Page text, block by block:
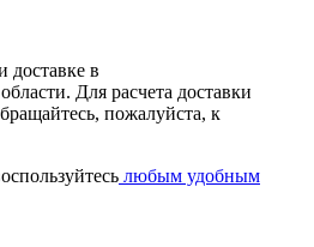
доставке в
Для расчета доставки
пожалуйста, к
любым удобным